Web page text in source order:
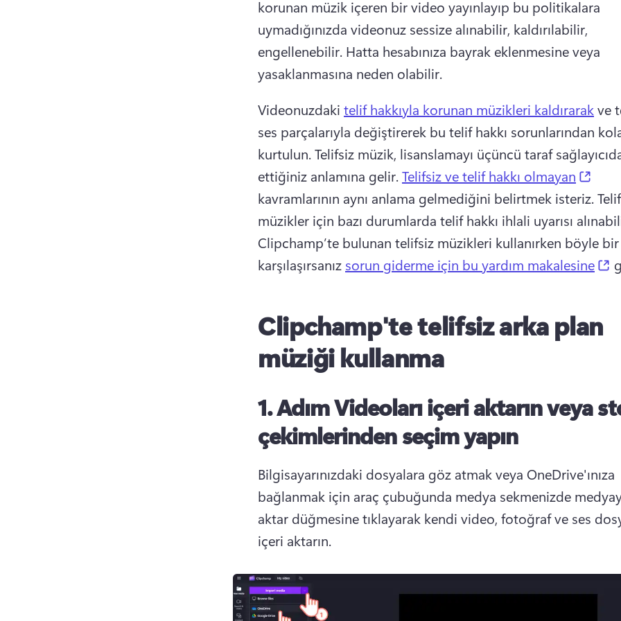
korunan müzik içeren bir video yayınlayıp bu politikalara
uymadığınızda videonuz sessize alınabilir, kaldırılabilir,
engellenebilir. Hatta hesabınıza bayrak eklenmesine veya
yasaklanmasına neden olabilir.
Videonuzdaki telif hakkıyla korunan müzikleri kaldırarak ve
ses parçalarıyla değiştirerek bu telif hakkı sorunlarından
kurtulun. Telifsiz müzik, lisanslamayı üçüncü taraf
ettiğiniz anlamına gelir. Telifsiz ve telif hakkı olmayan
kavramlarının aynı anlama gelmediğini belirtmek isteriz.
Clipchamp’te bulunan telifsiz müzikleri kullanırken böyle
karşılaşırsanız sorun giderme için bu yardım makalesine
Clipchamp'te telifsiz arka plan
müziği kullanma
1. AdımVideoları içeri aktarın veya
çekimlerinden seçim yapın
Bilgisayarınızdaki dosyalara göz atmak veya OneDrive'ınıza
bağlanmak için araç çubuğunda medya sekmenizde
aktar düğmesine tıklayarak kendi video, fotoğraf ve ses
içeri aktarın.